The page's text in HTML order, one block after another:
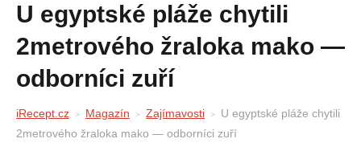
U egyptské pláže chytili
2metrového žraloka mako —
odborníci zuří
iRecept.cz Magazín Zajímavosti
U egyptské pláže chytili
2metrového žraloka mako — odborníci zuří